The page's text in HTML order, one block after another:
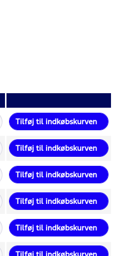
Tilføj til indkøbskurven
Tilføj til indkøbskurven
Tilføj til indkøbskurven
Tilføj til indkøbskurven
Tilføj til indkøbskurven
Tilføj til indkøbskurven